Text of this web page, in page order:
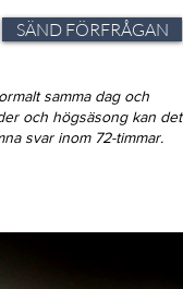
SÄND FÖRFRÅGAN
samma dag och
och högsäsong kan det
svar inom 72-timmar.